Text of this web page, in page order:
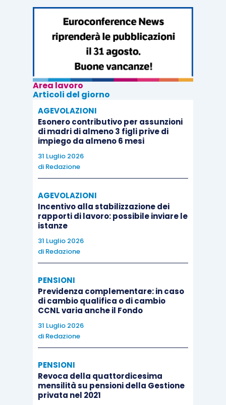
Area lavoro
Articoli del giorno
AGEVOLAZIONI
Esonero contributivo per assunzioni
di madri di almeno 3 figli prive di
impiego da almeno 6 mesi
31 Luglio 2026
di Redazione
AGEVOLAZIONI
Incentivo alla stabilizzazione dei
rapporti di lavoro: possibile inviare le
istanze
31 Luglio 2026
di Redazione
PENSIONI
Previdenza complementare: in caso
di cambio qualifica o di cambio
CCNL varia anche il Fondo
31 Luglio 2026
di Redazione
PENSIONI
Revoca della quattordicesima
mensilità su pensioni della Gestione
privata nel 2021